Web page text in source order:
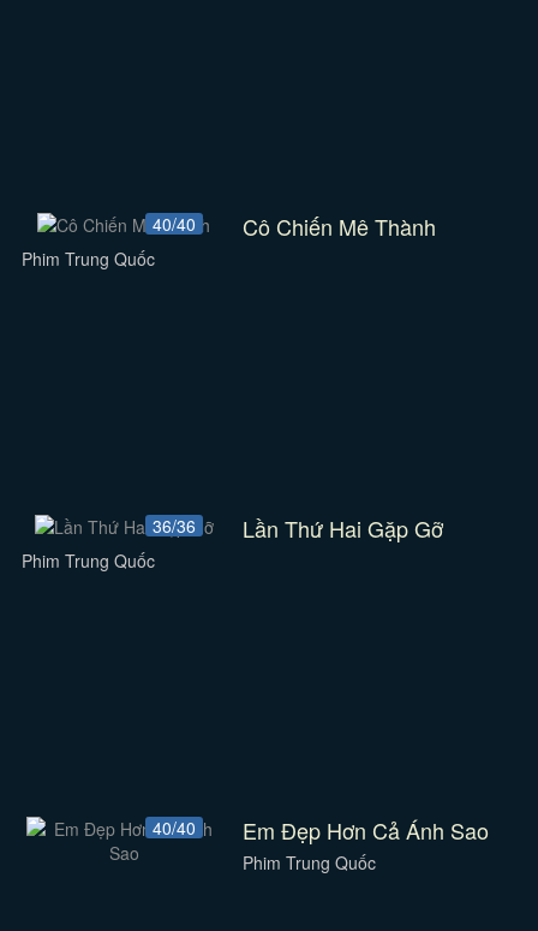
40/40 Cô Chiến Mê Thành
Phim Trung Quốc
36/36 Lần Thứ Hai Gặp Gỡ
Phim Trung Quốc
40/40 Em Đẹp Hơn Cả Ánh Sao
Phim Trung Quốc